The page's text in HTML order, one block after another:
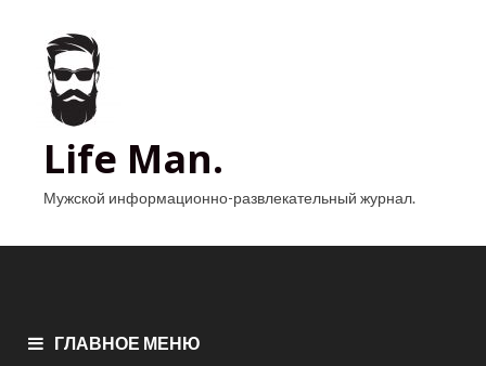
Life Man.
Мужской информационно-развлекательный журнал.
ГЛАВНОЕ МЕНЮ